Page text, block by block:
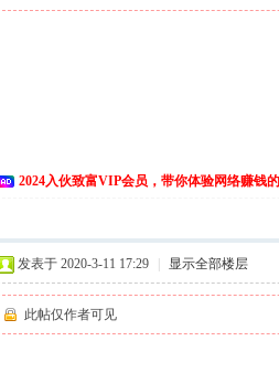
2024入伙致富VIP会员，带你体验网络赚钱
发表于 2020-3-11 17:29 显示全部楼层
此帖仅作者可见